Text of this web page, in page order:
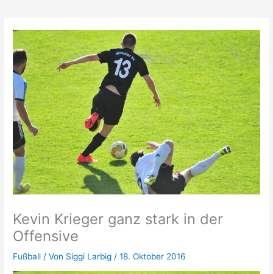
Kevin Krieger ganz stark in der
Offensive
Fußball / Von Siggi Larbig/18. Oktober 2016